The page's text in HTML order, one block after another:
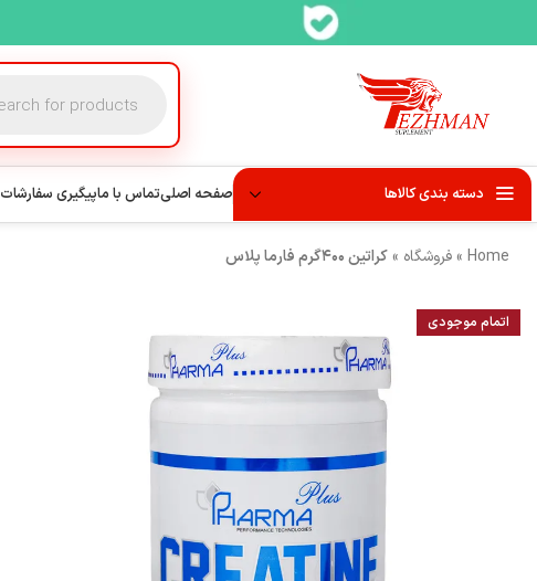
دسته بندی کالاها صفحه اصلیتماس با ماپیگیری سفارشات
Home
»فروشگاه »کراتین ۴۰۰گرم فارما پلاس
اتمام موجودی